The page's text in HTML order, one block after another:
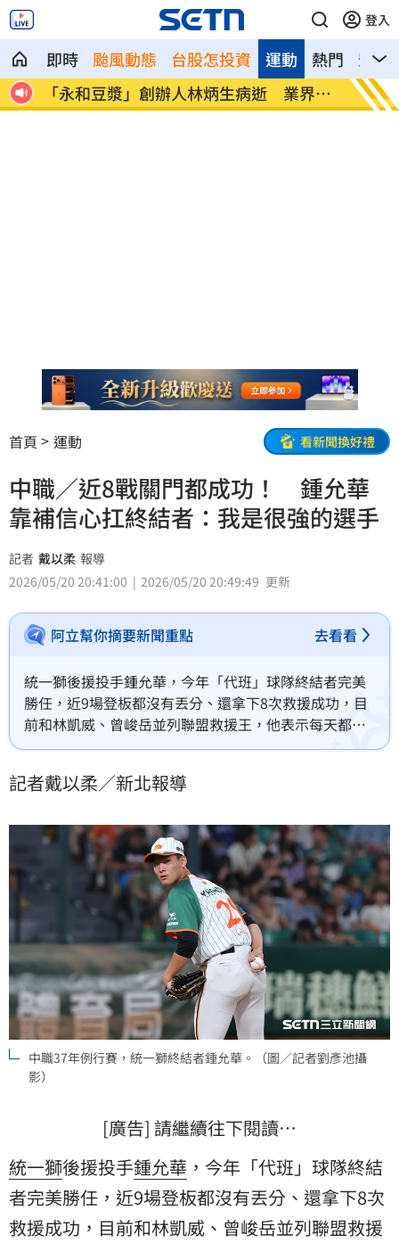
登入
即時 颱風動態 台股怎投資 熱門 影音
運動
曝
「永和豆漿」創辦人林炳生病逝 業界追
憶
男星
忑
首頁 運動 看新聞換好禮
中職／近8戰關門都成功！ 鍾允華
靠補信心扛終結者：我是很強的選手
記者 戴以柔 報導
2026/05/20 20:41:00
2026/05/20 20:49:49 更新
阿立幫你摘要新聞重點 去看看
統一獅後援投手鍾允華，今年「代班」球隊終結者完美
勝任，近9場登板都沒有丟分、還拿下8次救援成功，目
前和林凱威、曾峻岳並列聯盟救援王，他表示每天都會
告訴自己「我是很強的選手」，用正面心態讓這個新角
記者戴以柔／新北報導
中職37年例行賽，統一獅終結者鍾允華。（圖／記者劉彥池攝
影）
[廣告] 請繼續往下閱讀…
統一獅後援投手鍾允華 ，今年「代班」球隊終結
者完美勝任，近9場登板都沒有丟分、還拿下8次
救援成功，目前和林凱威、曾峻岳並列聯盟救援